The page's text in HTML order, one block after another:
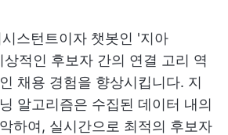
스턴트이자 챗봇인 '지아
적인 후보자 간의 연결 고리 역
채용 경험을 향상시킵니다. 지
알고리즘은 수집된 데이터 내의
하여, 실시간으로 최적의 후보자